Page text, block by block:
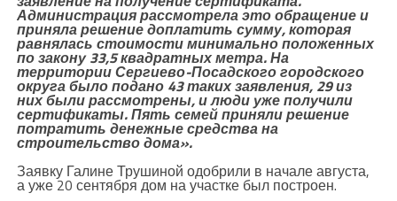
Администрация рассмотрела это обращение и
приняла решение доплатить сумму, которая
равнялась стоимости минимально положенных
по закону 33,5 квадратных метра. На
территории Сергиево-Посадского городского
округа было подано 43 таких заявления, 29 из
них были рассмотрены, и люди уже получили
сертификаты. Пять семей приняли решение
потратить денежные средства на
строительство дома».
Заявку Галине Трушиной одобрили в начале августа,
а уже 20 сентября дом на участке был построен.